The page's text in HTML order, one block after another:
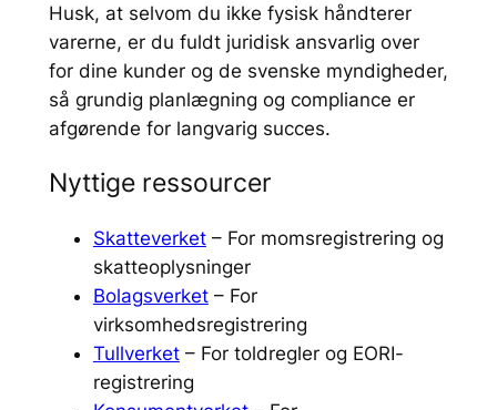
Husk, at selvom du ikke fysisk håndterer
varerne, er du fuldt juridisk ansvarlig over
for dine kunder og de svenske myndigheder,
så grundig planlægning og compliance er
afgørende for langvarig succes.
Nyttige ressourcer
Skatteverket– For momsregistrering og
skatteoplysninger
Bolagsverket– For
virksomhedsregistrering
Tullverket– For toldregler og EORI-
registrering